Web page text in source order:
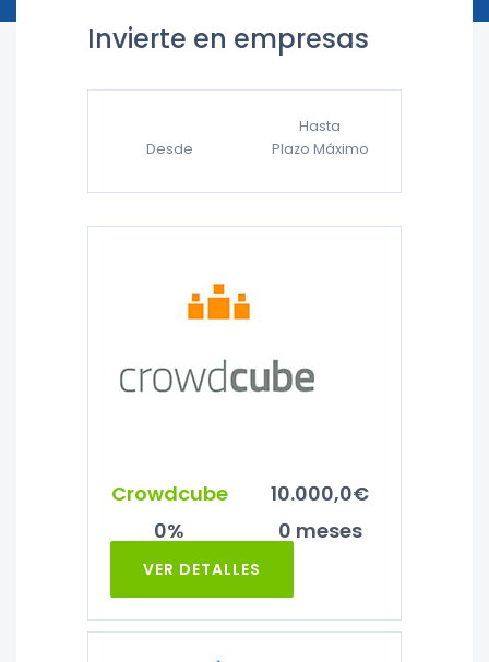
Invierte en empresas
Hasta
Desde
Plazo Máximo
Crowdcube
10.000,0€
0%
0 meses
VER DETALLES